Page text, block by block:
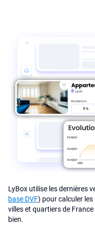
LyBox utilise les dernières
base DVF) pour calculer
villes et quartiers de
bien.